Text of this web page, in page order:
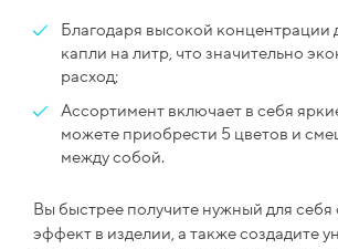
Благодаря высокой концентрации
капли на литр, что значительно
расход;
Ассортимент включает в себя
можете приобрести 5 цветов и
между собой.
Вы быстрее получите нужный для себя
эффект в изделии, а также создадите